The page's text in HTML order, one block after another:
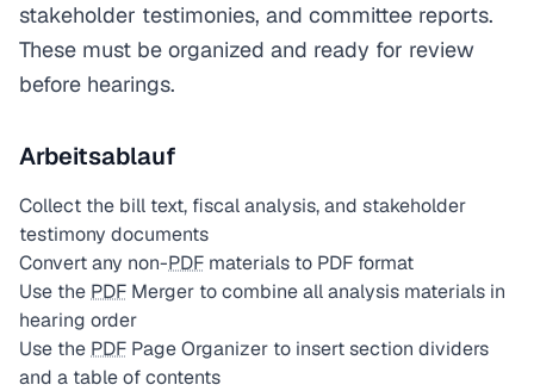
stakeholder testimonies, and committee reports.
These must be organized and ready for review
before hearings.
Arbeitsablauf
Collect the bill text, fiscal analysis, and stakeholder
testimony documents
Convert any non-PDF materials to PDF format
Use the PDF Merger to combine all analysis materials in
hearing order
Use the PDF Page Organizer to insert section dividers
and a table of contents